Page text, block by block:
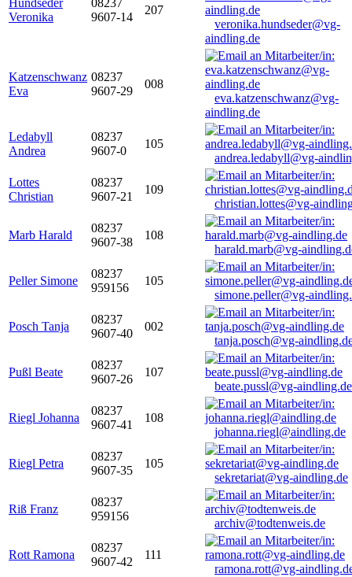
Hundseder
Veronika
08237
9607-14
207
veronika.hundseder@vg-
aindling.de
Katzenschwanz
Eva
08237
9607-29
008
eva.katzenschwanz@vg-
aindling.de
Ledabyll
Andrea
08237
9607-0
105
andrea.ledabyll@vg-
Lottes
Christian
08237
9607-21
109
christian.lottes@vg-
Marb Harald
08237
9607-38
108
harald.marb@vg-
Peller Simone
08237
959156
105
simone.peller@vg-
Posch Tanja
08237
9607-40
002
tanja.posch@vg-
Pußl Beate
08237
9607-26
107
beate.pussl@vg-aindling.de
Riegl Johanna
08237
9607-41
108
johanna.riegl@aindling.de
Riegl Petra
08237
9607-35
105
sekretariat@vg-aindling.de
Riß Franz
08237
959156
archiv@todtenweis.de
Rott Ramona
08237
9607-42
111
ramona.rott@vg-